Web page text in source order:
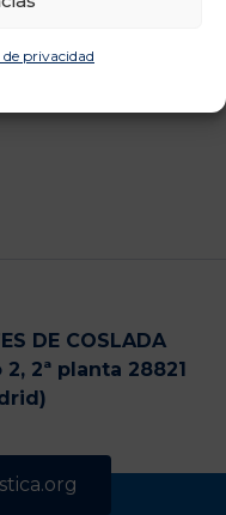
privacidad
DE COSLADA
2ª planta 28821